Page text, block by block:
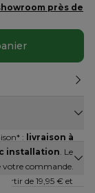
près de
: livraison à
installation. Le
votre commande.
de 19,95 € et